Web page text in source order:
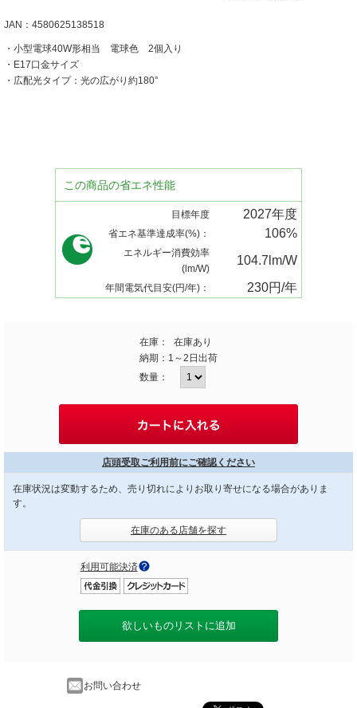
JAN：4580625138518
・小型電球40W形相当 電球色 2個入り
・E17口金サイズ
・広配光タイプ：光の広がり約180°
この商品の省エネ性能
目標年度 2027年度
省エネ基準達成率(%)： 106%
エネルギー消費効率
(lm/W)
104.7lm/W
年間電気代目安(円/年)： 230円/年
在庫：
在庫あり
納期： 1～2日出荷
数量：
店頭受取ご利用前にご確認ください
在庫状況は変動するため、売り切れによりお取り寄せになる場合がありま
す。
在庫のある店舗を探す
利用可能決済
欲しいものリストに追加
お問い合わせ